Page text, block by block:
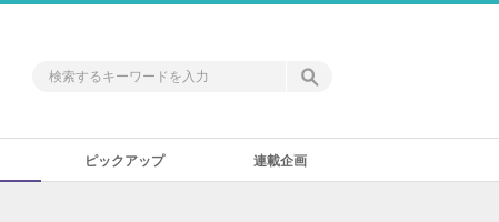
ピックアップ 連載企画